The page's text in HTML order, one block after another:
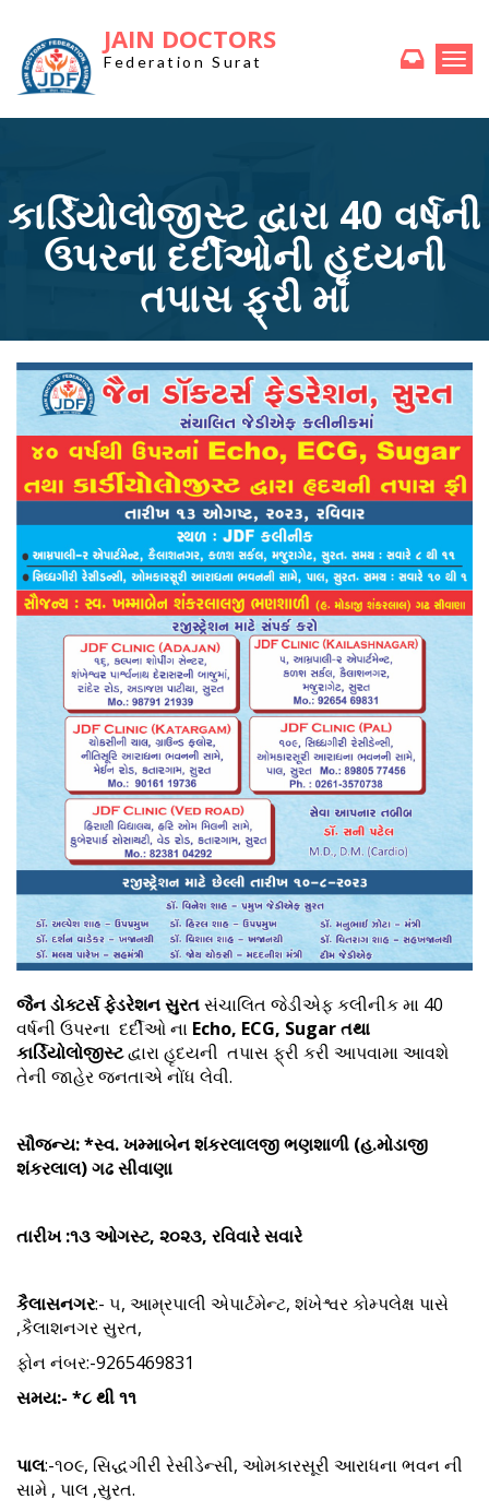
JAIN DOCTORS
Federation Surat
કાર્ડિયોલોજીસ્ટ દ્વારા 40 વર્ષની
ઉપરના દર્દીઓની હૃદયની
તપાસ ફ્રી માં
જૈન ડોક્ટર્સ ફેડરેશન સુરતસંચાલિત જેડીએફ કલીનીક મા 40
વર્ષની ઉપરના દર્દીઓ ના Echo, ECG, Sugar તથા
કાર્ડિયોલોજીસ્ટદ્વારા હૃદયની તપાસ ફ્રી કરી આપવામા આવશે
તેની જાહેર જનતાએ નોંધ લેવી.
સૌજન્ય: *સ્વ. ખમ્માબેન શંકરલાલજી ભણશાળી (હ.મોડાજી
શંકરલાલ) ગઢ સીવાણા
તારીખ :૧૩ ઓગસ્ટ, ૨૦૨૩, રવિવારે સવારે
કૈલાસનગર:- ૫, આમ્રપાલી એપાર્ટમેન્ટ, શંખેશ્વર કોમ્પલેક્ષ પાસે
,કૈલાશનગર સુરત,
ફોન નંબર:-9265469831
સમય:- *૮ થી ૧૧
પાલ:-૧૦૯, સિદ્ધગીરી રેસીડેન્સી, ઓમકારસૂરી આરાધના ભવન ની
સામે , પાલ ,સુરત.